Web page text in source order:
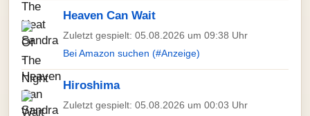
Heaven Can Wait
Zuletzt gespielt: 05.08.2026 um 09:38 Uhr
Bei Amazon suchen (#Anzeige)
Hiroshima
Zuletzt gespielt: 05.08.2026 um 00:03 Uhr